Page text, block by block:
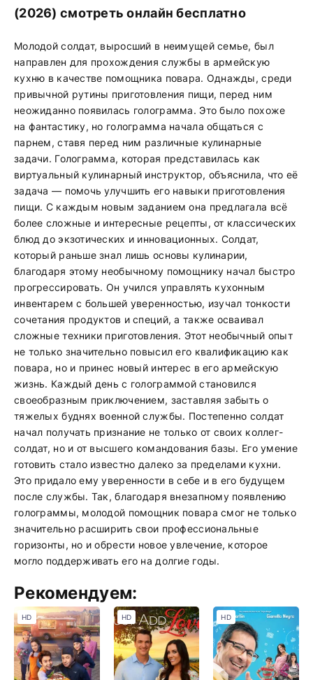
(2026) смотреть онлайн бесплатно
Молодой солдат, выросший в неимущей семье, был
направлен для прохождения службы в армейскую
кухню в качестве помощника повара. Однажды, среди
привычной рутины приготовления пищи, перед ним
неожиданно появилась голограмма. Это было похоже
на фантастику, но голограмма начала общаться с
парнем, ставя перед ним различные кулинарные
задачи. Голограмма, которая представилась как
виртуальный кулинарный инструктор, объяснила, что её
задача — помочь улучшить его навыки приготовления
пищи. С каждым новым заданием она предлагала всё
более сложные и интересные рецепты, от классических
блюд до экзотических и инновационных. Солдат,
который раньше знал лишь основы кулинарии,
благодаря этому необычному помощнику начал быстро
прогрессировать. Он учился управлять кухонным
инвентарем с большей уверенностью, изучал тонкости
сочетания продуктов и специй, а также осваивал
сложные техники приготовления. Этот необычный опыт
не только значительно повысил его квалификацию как
повара, но и принес новый интерес в его армейскую
жизнь. Каждый день с голограммой становился
своеобразным приключением, заставляя забыть о
тяжелых буднях военной службы. Постепенно солдат
начал получать признание не только от своих коллег-
солдат, но и от высшего командования базы. Его умение
готовить стало известно далеко за пределами кухни.
Это придало ему уверенности в себе и в его будущем
после службы. Так, благодаря внезапному появлению
голограммы, молодой помощник повара смог не только
значительно расширить свои профессиональные
горизонты, но и обрести новое увлечение, которое
могло поддерживать его на долгие годы.
Рекомендуем:
HD HD HD